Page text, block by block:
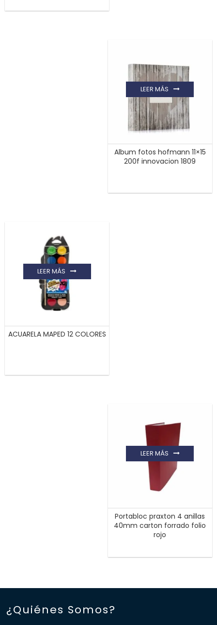
Album fotos hofmann 11×15
200f innovacion 1809
LEER MÁS
ACUARELA MAPED 12 COLORES
LEER MÁS
Portabloc praxton 4 anillas
40mm carton forrado folio
rojo
LEER MÁS
¿Quiénes Somos?